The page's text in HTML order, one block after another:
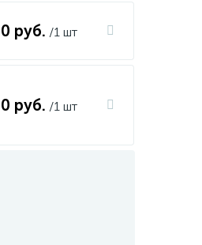
руб. /1 шт
руб. /1 шт